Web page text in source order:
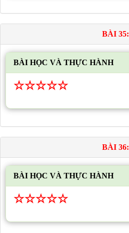
BÀI 35:
BÀI HỌC VÀ THỰC HÀNH
☆☆☆☆☆
BÀI 36:
BÀI HỌC VÀ THỰC HÀNH
☆☆☆☆☆